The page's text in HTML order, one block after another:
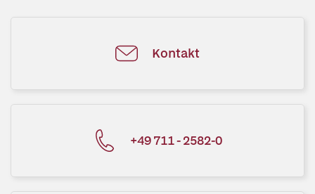
Kontakt
+49 711 - 2582-0